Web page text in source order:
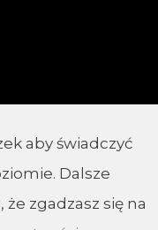
aby świadczyć
Dalsze
zgadzasz się na